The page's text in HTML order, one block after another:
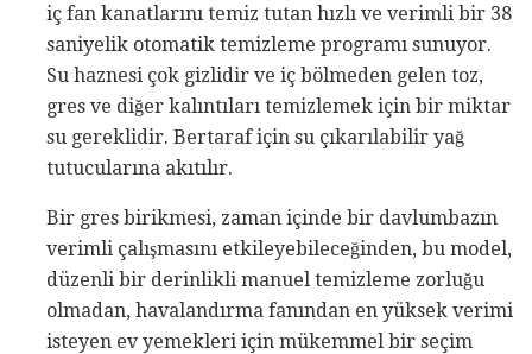
iç fan kanatlarını temiz tutan hızlı ve verimli bir 38
saniyelik otomatik temizleme programı sunuyor.
Su haznesi çok gizlidir ve iç bölmeden gelen toz,
gres ve diğer kalıntıları temizlemek için bir miktar
su gereklidir. Bertaraf için su çıkarılabilir yağ
tutucularına akıtılır.
Bir gres birikmesi, zaman içinde bir davlumbazın
verimli çalışmasını etkileyebileceğinden, bu model,
düzenli bir derinlikli manuel temizleme zorluğu
olmadan, havalandırma fanından en yüksek verimi
isteyen ev yemekleri için mükemmel bir seçim